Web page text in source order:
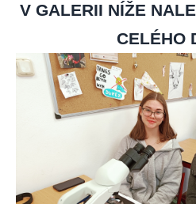
V GALERII NÍŽE
CELÉHO